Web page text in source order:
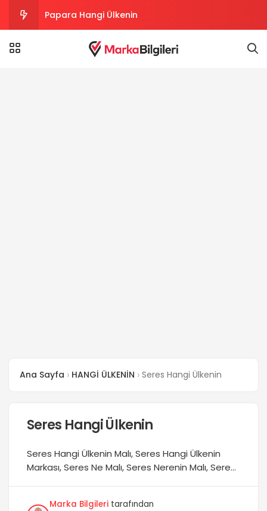
Papara Hangi Ülkenin
Sanica Hangi Ülkenin
Ana Sayfa HANGİ ÜLKENİN Seres Hangi Ülkenin
Seres Hangi Ülkenin
Seres Hangi Ülkenin Malı, Seres Hangi Ülkenin
Markası, Seres Ne Malı, Seres Nerenin Malı, Seres
Marka Bilgileri tarafından